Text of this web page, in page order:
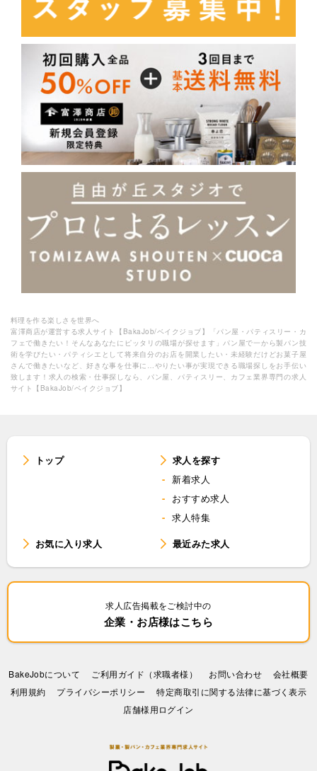
料理を作る楽しさを世界へ
富澤商店が運営する求人サイト【BakaJob/ベイクジョブ】「パン屋・パティスリー・カ
フェで働きたい！そんなあなたにピッタリの職場が探せます」パン屋で一から製パン技
術を学びたい・パティシエとして将来自分のお店を開業したい・未経験だけどお菓子屋
さんで働きたいなど、好きな事を仕事に…やりたい事が実現できる職場探しをお手伝い
致します！求人の検索・仕事探しなら、パン屋、パティスリー、カフェ業界専門の求人
サイト【BakaJob/ベイクジョブ】
トップ
求人を探す
新着求人
おすすめ求人
求人特集
お気に入り求人
最近みた求人
求人広告掲載をご検討中の
企業・お店様はこちら
BakeJobについて ご利用ガイド（求職者様） お問い合わせ
会社概要
利⽤規約
プライバシーポリシー
特定商取引に関する法律に基づく表示
店舗様用ログイン